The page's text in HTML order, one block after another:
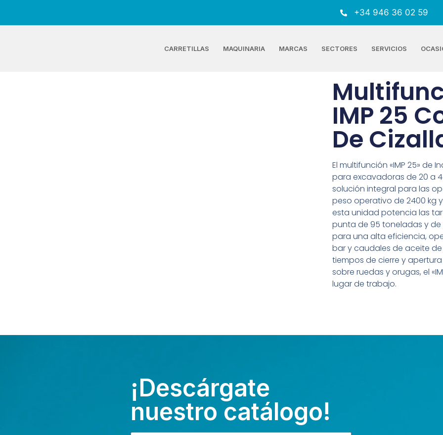
+34 946 36 02 59
CARRETILLAS MAQUINARIA MARCAS SECTORES SERVICIOS
IMP 25
De
El multifunción «IMP 25» de
para excavadoras de 20 a
solución integral para las
peso operativo de 2400 kg
esta unidad potencia las
punta de 95 toneladas y
para una alta eficiencia,
bar y caudales de aceite
tiempos de cierre y
sobre ruedas y orugas, el
lugar de trabajo.
¡Descárgate
nuestro catálogo!